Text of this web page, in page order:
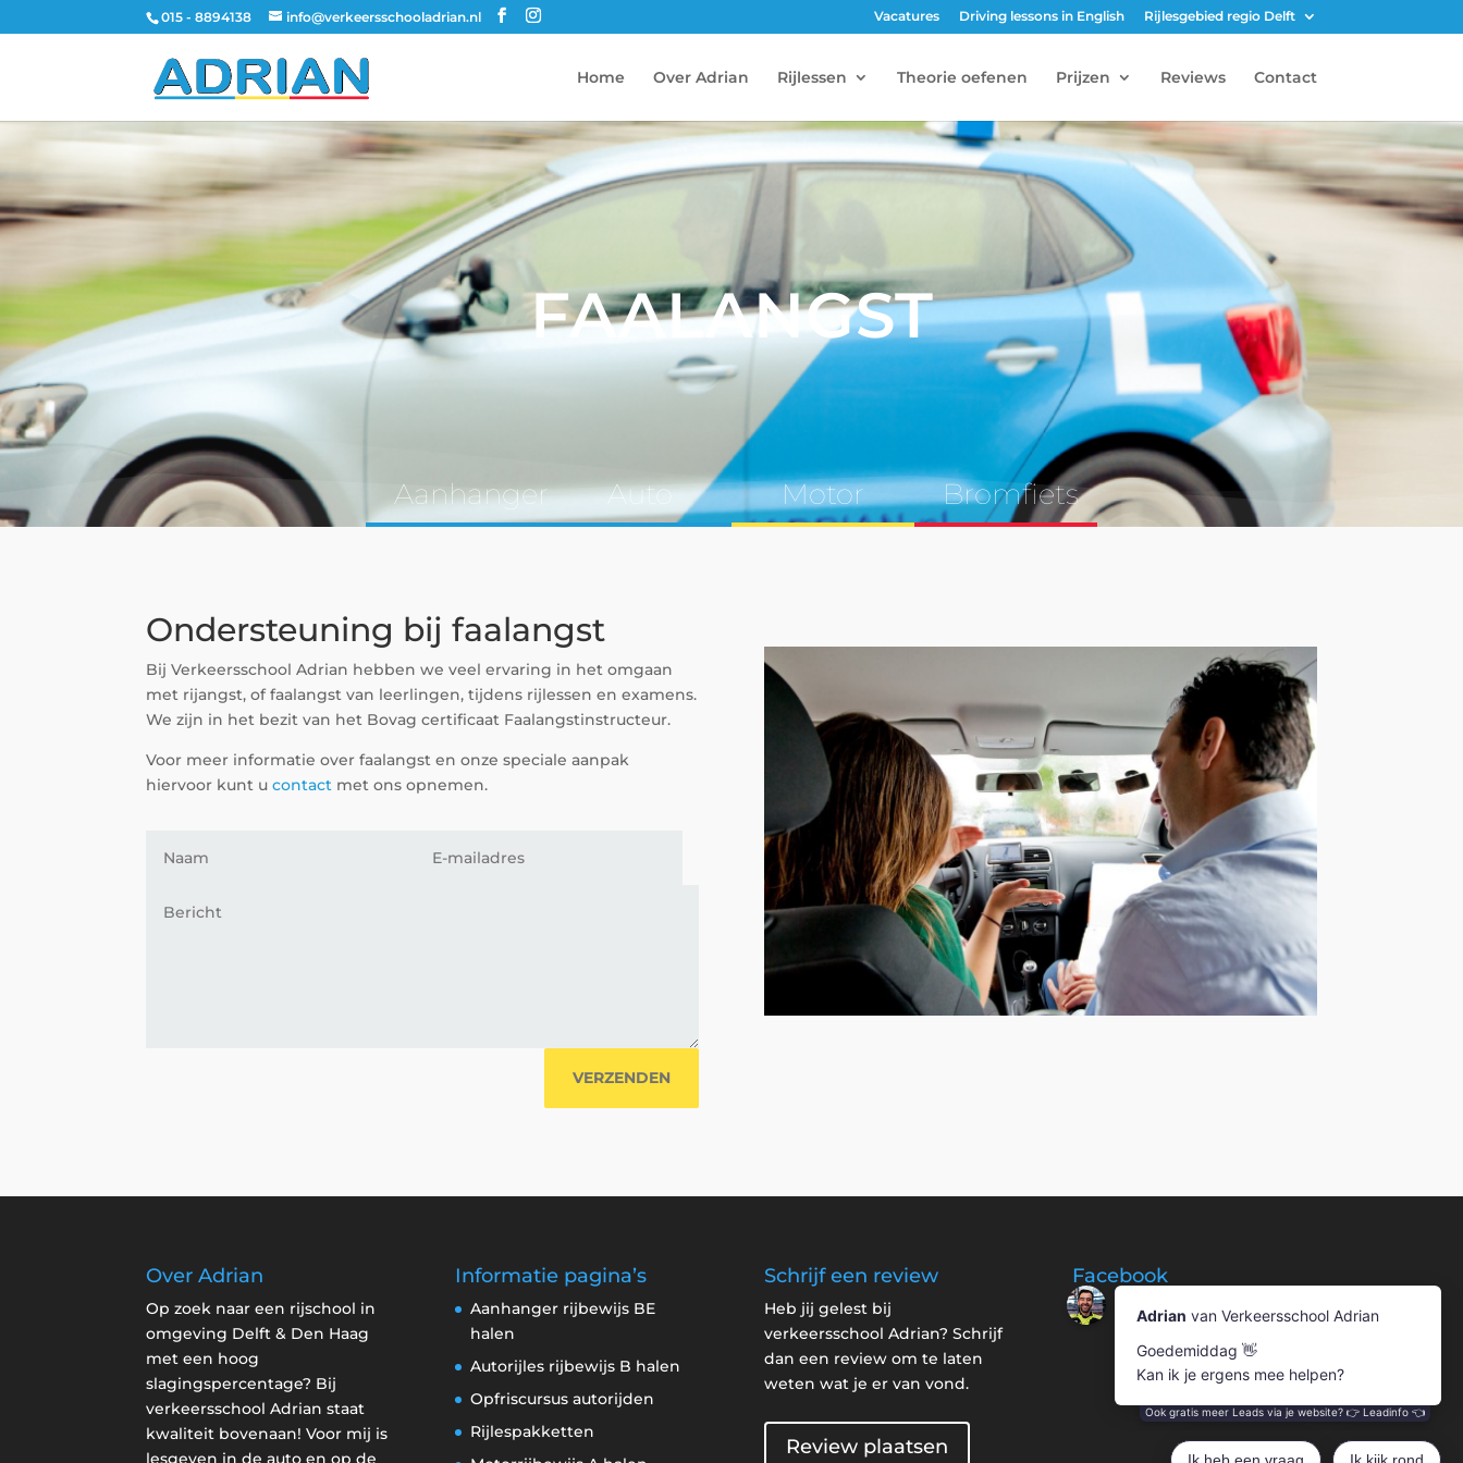
015 - 8894138 info@verkeersschooladrian.nl Vacatures Driving lessons in English Rijlesgebied regio Delft
Home Over Adrian Rijlessen Theorie oefenen Prijzen Reviews Contact
FAALANGST
Aanhanger Auto Motor Bromfiets
Ondersteuning bij faalangst
Bij Verkeersschool Adrian hebben we veel ervaring in het omgaan
met rijangst, of faalangst van leerlingen, tijdens rijlessen en examens.
We zijn in het bezit van het Bovag certificaat Faalangstinstructeur.
Voor meer informatie over faalangst en onze speciale aanpak
hiervoor kunt ucontact met ons opnemen.
VERZENDEN
Over Adrian
Op zoek naar een rijschool in
omgeving Delft & Den Haag
met een hoog
slagingspercentage? Bij
verkeersschool Adrian staat
kwaliteit bovenaan! Voor mij is
lesgeven in de auto en op de
Informatie pagina’s
Aanhanger rijbewijs BE
halen
Autorijles rijbewijs B halen
Opfriscursus autorijden
Rijlespakketten
Schrijf een review
Heb jij gelest bij
verkeersschool Adrian? Schrijf
dan een review om te laten
weten wat je er van vond.
Review plaatsen
Facebook